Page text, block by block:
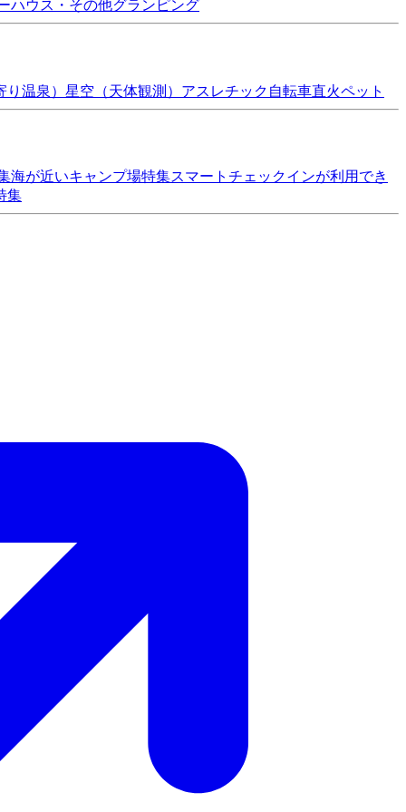
ハウス・その他グランピング
温泉） 星空（天体観測） アスレチック 自転車直火ペット
海が近いキャンプ場特集スマートチェックインが利用でき
集